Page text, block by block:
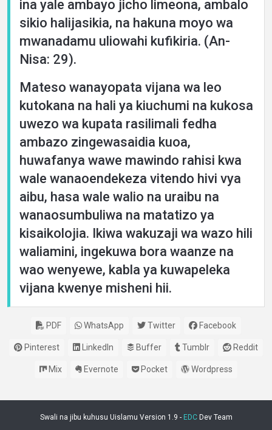
ina yale ambayo jicho limeona, ambalo
sikio halijasikia, na hakuna moyo wa
mwanadamu uliowahi kufikiria. (An-
Nisa: 29).
Mateso wanayopata vijana wa leo
kutokana na hali ya kiuchumi na kukosa
uwezo wa kupata rasilimali fedha
ambazo zingewasaidia kuoa,
huwafanya wawe mawindo rahisi kwa
wale wanaoendekeza vitendo hivi vya
aibu, hasa wale walio na uraibu na
wanaosumbuliwa na matatizo ya
kisaikolojia. Ikiwa wakuzaji wa wazo hili
waliamini, ingekuwa bora waanze na
wao wenyewe, kabla ya kuwapeleka
vijana kwenye misheni hii.
PDF WhatsApp Twitter Facebook
Pinterest LinkedIn Buffer Tumblr Reddit
Mix Evernote Pocket Wordpress
Swali na jibu kuhusu Uislamu Version 1.9 - EDCDev Team